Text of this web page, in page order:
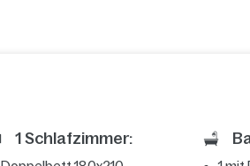
1 Schlafzimmer: